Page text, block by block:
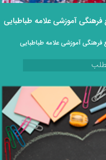
فرهنگی آموزشی علامه طباطبایی
فرهنگی آموزشی علامه طباطبایی